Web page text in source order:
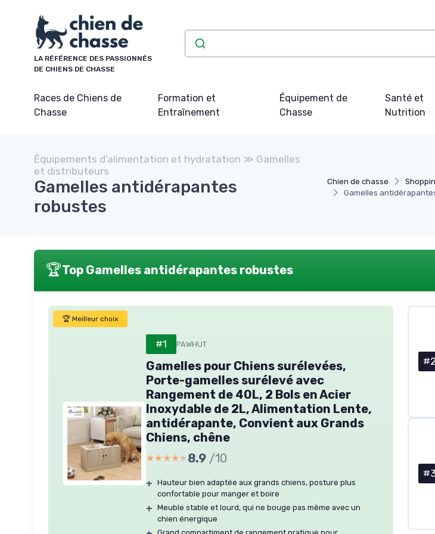
LA RÉFÉRENCE DES PASSIONNÉS
DE CHIENS DE CHASSE
Races de Chiens de
Chasse
Formation et
Entraînement
Équipement de
Chasse
Santé et
Nutrition
Chien de chasse
Gamelles
Équipements d’alimentation et hydratation ≫ Gamelles
et distributeurs
Gamelles antidérapantes
robustes
🏆Top Gamelles antidérapantes robustes
🏆 Meilleur choix
#1 PAWHUT
Gamelles pour Chiens surélevées,
Porte-gamelles surélevé avec
Rangement de 40L, 2 Bols en Acier
Inoxydable de 2L, Alimentation Lente,
antidérapante, Convient aux Grands
Chiens, chêne
★★★★★
★★★★★8.9 /10
+ Hauteur bien adaptée aux grands chiens, posture plus
confortable pour manger et boire
+ Meuble stable et lourd, qui ne bouge pas même avec un
chien énergique
#2